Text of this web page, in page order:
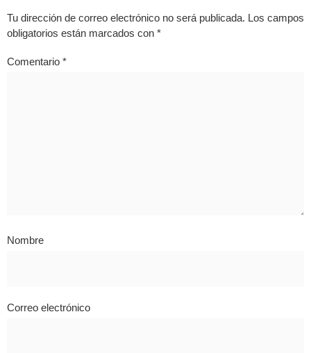
Tu dirección de correo electrónico no será publicada. Los campos
obligatorios están marcados con *
Comentario *
Nombre
Correo electrónico